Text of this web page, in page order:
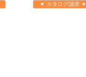
▼ カタログ請求 ▼